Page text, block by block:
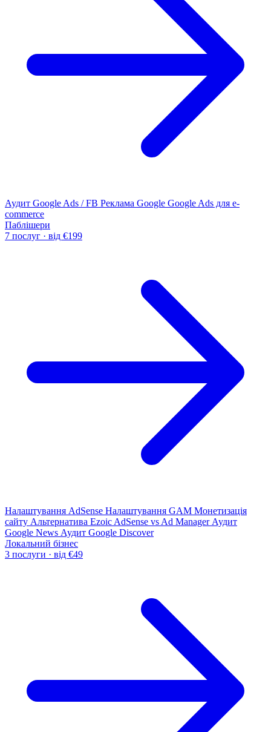
Аудит Google Ads / FB Реклама Google Google Ads для e-
commerce
Паблішери
7 послуг · від €199
Налаштування AdSense Налаштування GAM Монетизація
сайту Альтернатива Ezoic AdSense vs Ad Manager Аудит
Google News Аудит Google Discover
Локальний бізнес
3 послуги · від €49